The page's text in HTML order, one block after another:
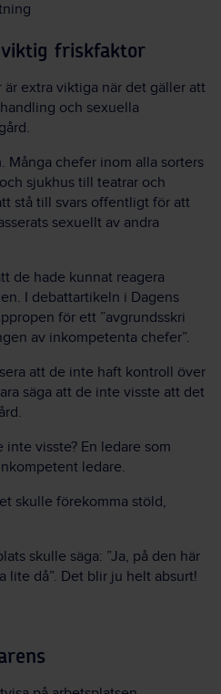
viktig friskfaktor
är extra viktiga när det gäller att
och sexuella
Många chefer inom alla sorters
sjukhus till teatrar och
stå till svars offentligt för att
sexuellt av andra
de hade kunnat reagera
I debattartikeln i Dagens
för ett ”avgrundsskri
av inkompetenta chefer”.
att de inte haft kontroll över
säga att de inte visste att det
visste? En ledare som
ledare.
skulle förekomma stöld,
skulle säga: ”Ja, på den här
lite då”. Det blir ju helt absurt!